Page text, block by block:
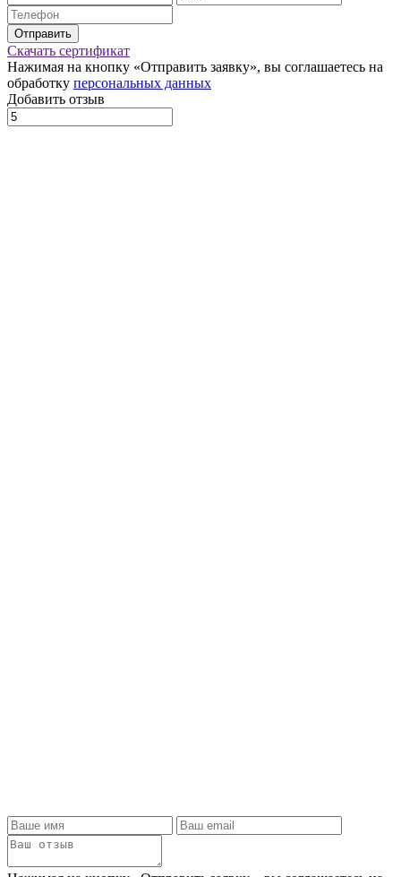
Отправить
Скачать сертификат
Нажимая на кнопку «Отправить заявку», вы соглашаетесь на
обработку персональных данных
Добавить отзыв